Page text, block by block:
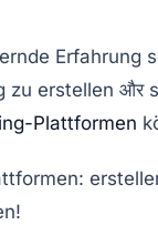
zu erstellen
Plattformen